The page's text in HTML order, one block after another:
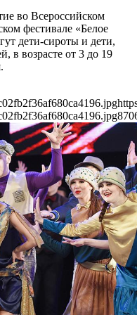
во Всероссийском
фестивале «Белое
дети-сироты и дети,
в возрасте от 3 до 19
870